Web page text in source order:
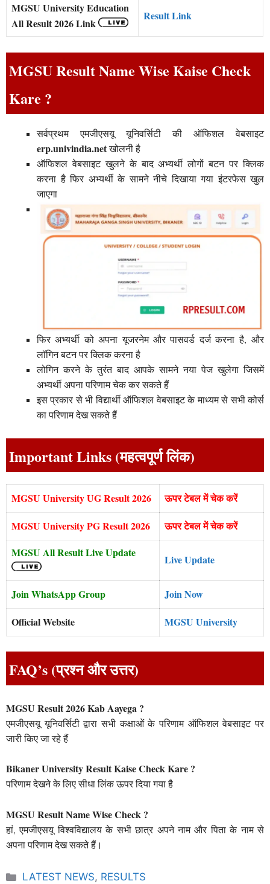
MGSU University Education
All Result 2026 Link
Result Link
MGSU Result Name Wise Kaise Check
Kare ?
सर्वप्रथम एमजीएसयू यूनिवर्सिटी की ऑफिशल वेबसाइट
erp.univindia.netखोलनी है
ऑफिशल वेबसाइट खुलने के बाद अभ्यर्थी लोगों बटन पर क्लिक
करना है फिर अभ्यर्थी के सामने नीचे दिखाया गया इंटरफेस खुल
जाएगा
फिर अभ्यर्थी को अपना यूजरनेम और पासवर्ड दर्ज करना है, और
लॉगिन बटन पर क्लिक करना है
लोगिन करने के तुरंत बाद आपके सामने नया पेज खुलेगा जिसमें
अभ्यर्थी अपना परिणाम चेक कर सकते हैं
इस प्रकार से भी विद्यार्थी ऑफिशल वेबसाइट के माध्यम से सभी कोर्स
का परिणाम देख सकते हैं
Important Links (महत्वपूर्ण लिंक)
MGSU University UG Result 2026
ऊपर टेबल में चेक करें
MGSU University PG Result 2026
ऊपर टेबल में चेक करें
MGSU All Result Live Update
Live Update
Join WhatsApp Group
Join Now
Official Website
MGSU University
FAQ’s (प्रश्न और उत्तर)
MGSU Result 2026 Kab Aayega ?
एमजीएसयू यूनिवर्सिटी द्वारा सभी कक्षाओं के परिणाम ऑफिशल वेबसाइट पर
जारी किए जा रहे हैं
Bikaner University Result Kaise Check Kare ?
परिणाम देखने के लिए सीधा लिंक ऊपर दिया गया है
MGSU Result Name Wise Check ?
हां, एमजीएसयू विश्वविद्यालय के सभी छात्र अपने नाम और पिता के नाम से
अपना परिणाम देख सकते हैं।
Categories
LATEST NEWS, RESULTS